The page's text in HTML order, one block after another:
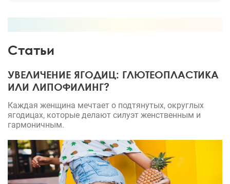
Статьи
УВЕЛИЧЕНИЕ ЯГОДИЦ: ГЛЮТЕОПЛАСТИКА
ИЛИ ЛИПОФИЛИНГ?
Каждая женщина мечтает о подтянутых, округлых
ягодицах, которые делают силуэт женственным и
гармоничным.